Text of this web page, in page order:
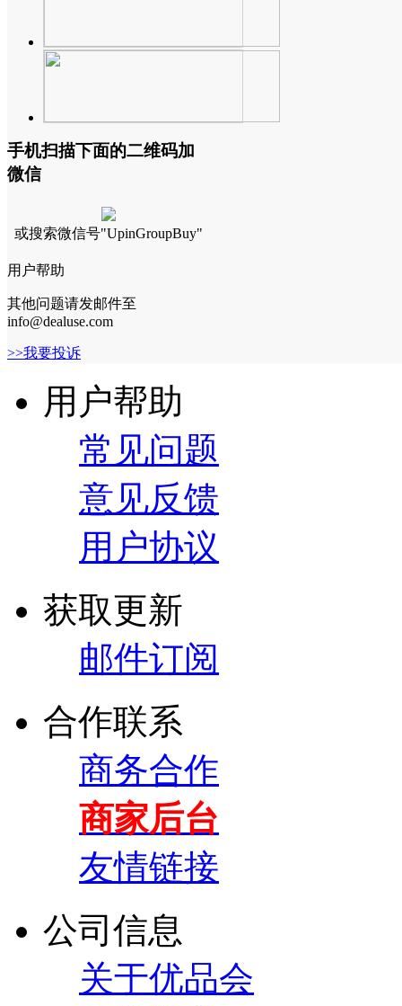
手机扫描下面的二维码加
微信
或搜索微信号"UpinGroupBuy"
用户帮助
其他问题请发邮件至
info@dealuse.com
>>我要投诉
用户帮助
常见问题
意见反馈
用户协议
获取更新
邮件订阅
合作联系
商务合作
商家后台
友情链接
公司信息
关于优品会